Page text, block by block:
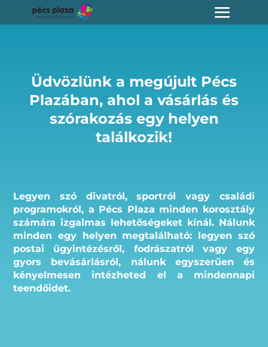
Üdvözlünk a megújult Pécs
Plazában, ahol a vásárlás és
szórakozás egy helyen
találkozik!
Legyen szó divatról, sportról vagy családi
programokról, a Pécs Plaza minden korosztály
számára izgalmas lehetőségeket kínál. Nálunk
minden egy helyen megtalálható: legyen szó
postai ügyintézésről, fodrászatról vagy egy
gyors bevásárlásról, nálunk egyszerűen és
kényelmesen intézheted el a mindennapi
teendőidet.